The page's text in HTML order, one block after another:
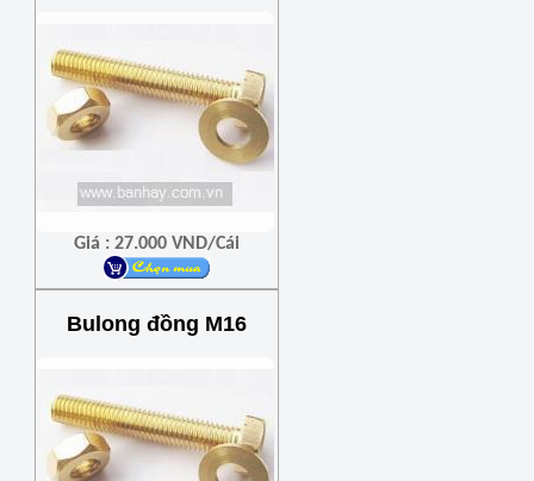
Giá : 27.000 VND/Cái
Bulong đồng M16